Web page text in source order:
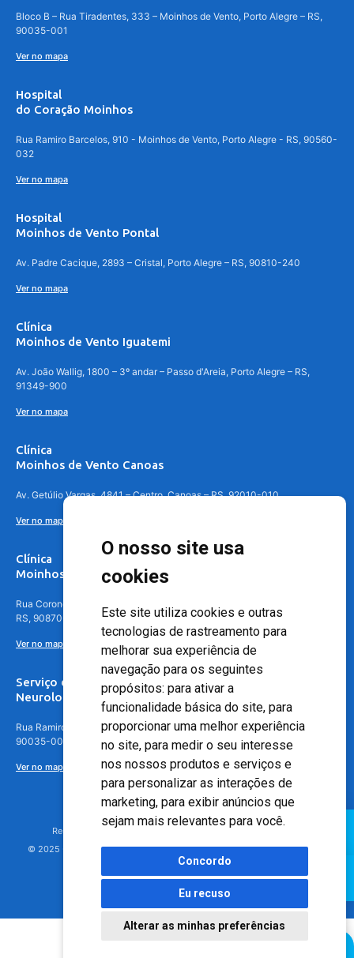
O nosso site usa
cookies
Este site utiliza cookies e outras
tecnologias de rastreamento para
melhorar sua experiência de
navegação para os seguintes
propósitos: para ativar a
funcionalidade básica do site, para
proporcionar uma melhor experiência
no site, para medir o seu interesse
nos nossos produtos e serviços e
para personalizar as interações de
marketing, para exibir anúncios que
sejam mais relevantes para você.
Concordo
Eu recuso
Alterar as minhas preferências
Bloco B – Rua Tiradentes, 333 – Moinhos de Vento, Porto Alegre – RS,
90035-001
Ver no mapa
Hospital
do Coração Moinhos
Rua Ramiro Barcelos, 910 - Moinhos de Vento, Porto Alegre - RS, 90560-
032
Ver no mapa
Hospital
Moinhos de Vento Pontal
Av. Padre Cacique, 2893 – Cristal, Porto Alegre – RS, 90810-240
Ver no mapa
Clínica
Moinhos de Vento Iguatemi
Av. João Wallig, 1800 – 3º andar – Passo d'Areia, Porto Alegre – RS,
91349-900
Ver no mapa
Clínica
Moinhos de Vento Canoas
Av. Getúlio Vargas, 4841 – Centro, Canoas – RS, 92010-010
Ver no mapa
Clínica
Moinhos de Vento - Teresópolis
Rua Coronel Aparício Borges, 250 - 3º andar - Teresópolis, Porto Alegre -
RS, 90870-016
Ver no mapa
Serviço de
Neurologia
Rua Ramiro Barcelos, 630 – 5º andar – Floresta, Porto Alegre – RS,
90035-001
Ver no mapa
Responsável Técnico: Dr. Luiz Antonio Nasi - CREMERS 11217
© 2025 - Hospital Moinhos de Vento - Registro Empresa (CRM-RS): 425